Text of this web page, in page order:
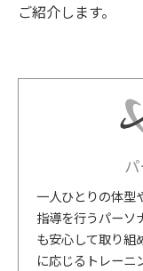
ご紹介します。
一人ひとりの体型
指導を行うパーソ
も安心して取り組
に応じるトレーニ